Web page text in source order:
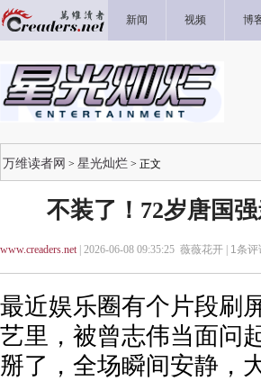
新闻 视频 博
万维读者网 > 星光灿烂 > 正文
不装了！72岁唐国
www.creaders.net| 2026-06-08 09:35:25 薇薇花开 | 1条评
最近娱乐圈有个片段刷
艺里，被曾志伟当面问
掰了，全场瞬间安静，